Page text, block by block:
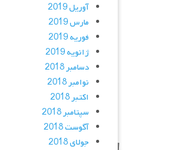
آوریل 2019
مارس 2019
فوریه 2019
ژانویه 2019
دسامبر 2018
نوامبر 2018
اکتبر 2018
سپتامبر 2018
آگوست 2018
جولای 2018